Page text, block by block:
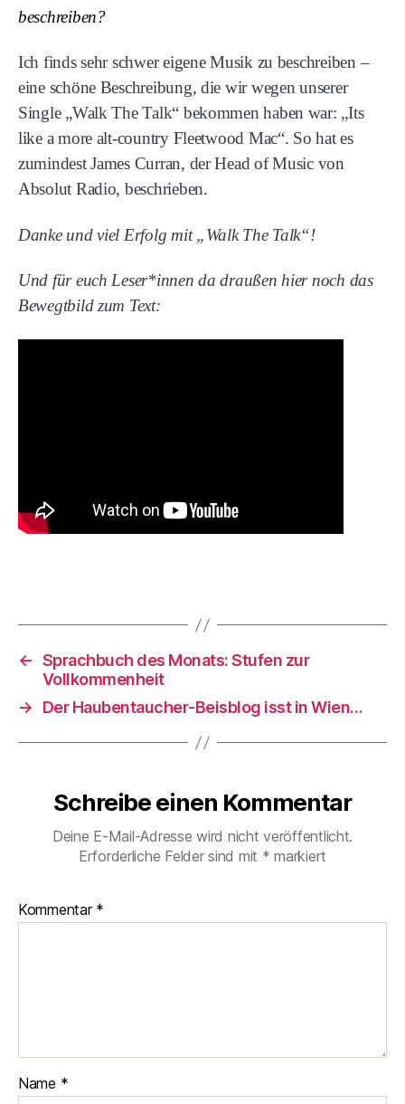
beschreiben?
Ich finds sehr schwer eigene Musik zu beschreiben –
eine schöne Beschreibung, die wir wegen unserer
Single „Walk The Talk“ bekommen haben war: „Its
like a more alt-country Fleetwood Mac“. So hat es
zumindest James Curran, der Head of Music von
Absolut Radio, beschrieben.
Danke und viel Erfolg mit „Walk The Talk“!
Und für euch Leser*innen da draußen hier noch das
Bewegtbild zum Text:
← Sprachbuch des Monats: Stufen zur
Vollkommenheit
→
Der Haubentaucher-Beisblog isst in Wien…
Schreibe einen Kommentar
Deine E-Mail-Adresse wird nicht veröffentlicht.
Erforderliche Felder sind mit * markiert
Kommentar *
Name *